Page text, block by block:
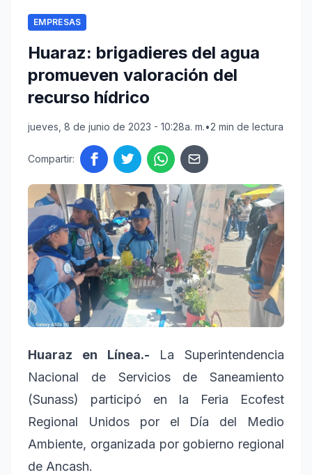
EMPRESAS
Huaraz: brigadieres del agua
promueven valoración del
recurso hídrico
jueves, 8 de junio de 2023 - 10:28a. m.•2 min de lectura
Compartir:
Huaraz en Línea.- La Superintendencia
Nacional de Servicios de Saneamiento
(Sunass) participó en la Feria Ecofest
Regional Unidos por el Día del Medio
Ambiente, organizada por gobierno regional
de Ancash.